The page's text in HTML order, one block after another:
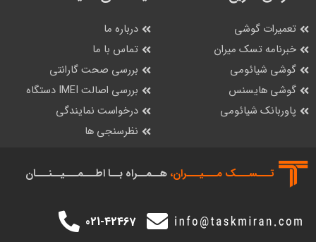
تعمیرات گوشی
خبرنامه تسک میران
گوشی شیائومی
گوشی هایسنس
پاوربانک شیائومی
درباره ما
تماس با ما
بررسی صحت گارانتی
بررسی اصالت IMEI دستگاه
درخواست نمایندگی
نظرسنجی ها
تـــســـک‌ مـــیـــران، هــمــراه بــا اطـــمـــیــنـــان
021-42467